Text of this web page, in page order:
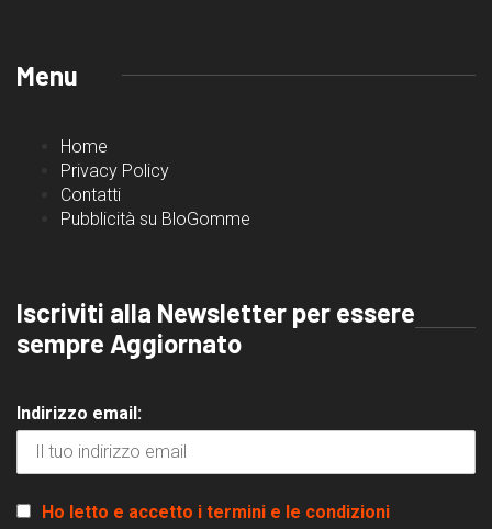
Menu
Home
Privacy Policy
Contatti
Pubblicità su BloGomme
Iscriviti alla Newsletter per essere
sempre Aggiornato
Indirizzo email:
Ho letto e accetto i termini e le condizioni